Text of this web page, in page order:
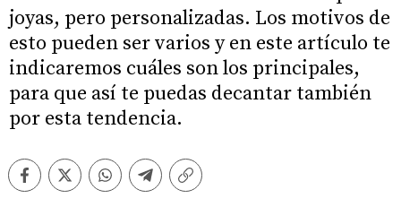
joyas, pero personalizadas. Los motivos de
esto pueden ser varios y en este artículo te
indicaremos cuáles son los principales,
para que así te puedas decantar también
por esta tendencia.
FacebookTwitterWhatsappTelegramCopiar